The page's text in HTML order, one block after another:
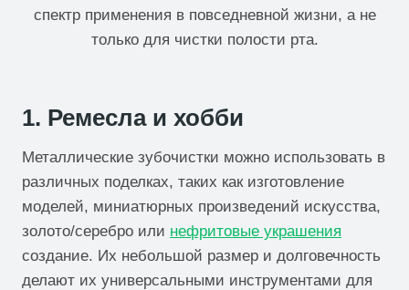
спектр применения в повседневной жизни, а не
только для чистки полости рта.
1. Ремесла и хобби
Металлические зубочистки можно использовать в
различных поделках, таких как изготовление
моделей, миниатюрных произведений искусства,
золото/серебро или нефритовые украшения
создание. Их небольшой размер и долговечность
делают их универсальными инструментами для